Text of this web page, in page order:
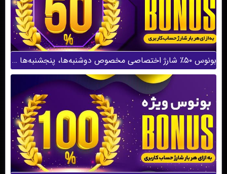
بونوس ۵۰٪ شارژ اختصاصی مخصوص دوشنبه‌ها، پنجشنبه‌ها و جمعه‌ها